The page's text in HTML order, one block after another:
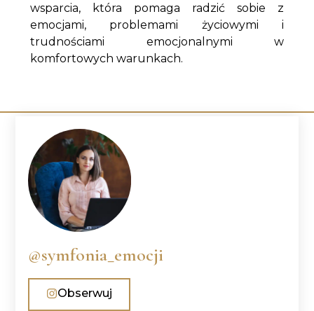
wsparcia, która pomaga radzić sobie z
emocjami, problemami życiowymi i
trudnościami emocjonalnymi w
komfortowych warunkach.
@symfonia_emocji
Obserwuj